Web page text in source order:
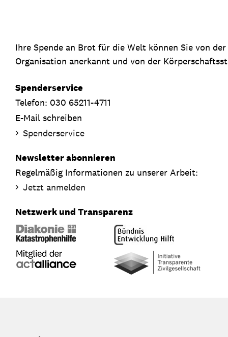
Ihre Spende an Brot für die Welt können Sie von
Organisation anerkannt und von der
Spenderservice
Telefon: 030 65211-4711
E-Mail schreiben
Spenderservice
Newsletter abonnieren
Regelmäßig Informationen zu unserer Arbeit:
Jetzt anmelden
Netzwerk und Transparenz